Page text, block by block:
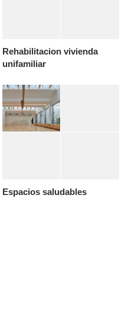
Rehabilitacion vivienda
unifamiliar
Espacios saludables